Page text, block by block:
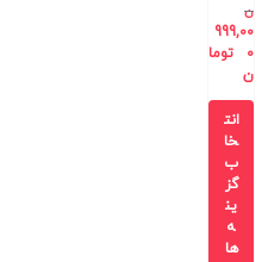
ن
999,00
0
توما
ن
انت
خا
ب
گز
ین
ه
ها